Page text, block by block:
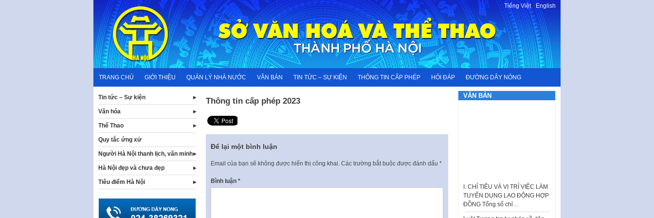
content
Tiếng Việt-English
TRANG CHỦ GIỚI THIỆU QUẢN LÝ NHÀ NƯỚC VĂN BẢN TIN TỨC – SỰ KIỆN THÔNG TIN CẤP PHÉP HỎI ĐÁP ĐƯỜNG DÂY NÓNG
Thông tin cấp phép 2023
Để lại một bình luận
Email của bạn sẽ không được hiển thị công khai. Các trường bắt buộc được đánh dấu *
Bình luận *
Tin tức – Sự kiện
Văn hóa
Thể Thao
Quy tắc ứng xử
Người Hà Nội thanh lịch, văn minh
Hà Nội đẹp và chưa đẹp
Tiêu điểm Hà Nội
VĂN BẢN
TUYỂN DỤNG LAO ĐỘNG HỢP
ĐỒNG Tổng số chỉ…
Luật Tương trợ tư pháp về dân